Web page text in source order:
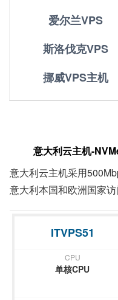
爱尔兰VPS
斯洛伐克VPS
挪威VPS主机
意大利云主机-
意大利云主机采用
意大利本国和欧洲国家访
ITVPS51
CPU
单核CPU